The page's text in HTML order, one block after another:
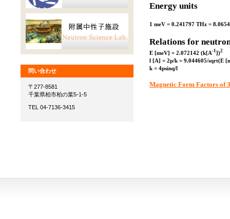
Energy units
1 meV = 0.241797 THz =
Relations for
E [meV] = 2.072142 (k[A-1])2
l [A] = 2p/k = 9.044605/sqrt(E
k = 4psinq/l
Magnetic Form Factors of
問い合わせ
〒277-8581
千葉県柏市柏の葉5-1-5
TEL 04-7136-3415